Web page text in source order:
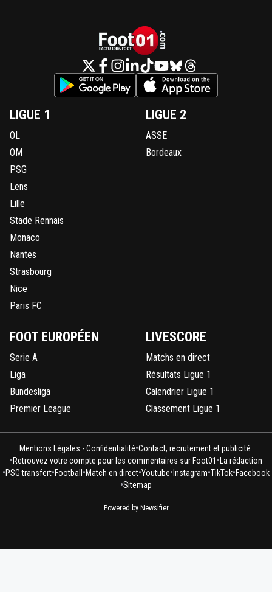
LIGUE 1
OL
OM
PSG
Lens
Lille
Stade Rennais
Monaco
Nantes
Strasbourg
Nice
Paris FC
LIGUE 2
ASSE
Bordeaux
FOOT EUROPÉEN
Serie A
Liga
Bundesliga
Premier League
LIVESCORE
Matchs en direct
Résultats Ligue 1
Calendrier Ligue 1
Classement Ligue 1
Mentions Légales - Confidentialité•Contact, recrutement et publicité
•Retrouvez votre compte pour les commentaires sur Foot01 •La rédaction
•PSG transfert•Football •Match en direct•Youtube• Instagram•TikTok•Facebook
•Sitemap
Powered by Newsifier